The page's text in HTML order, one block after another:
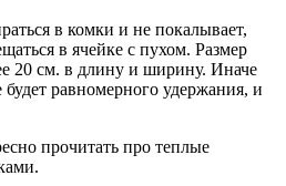
в комки и не покалывает,
в ячейке с пухом. Размер
20 см. в длину и ширину. Иначе
будет равномерного удержания, и
прочитать про теплые